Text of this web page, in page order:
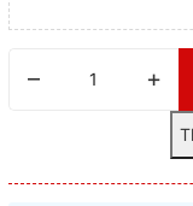
– +